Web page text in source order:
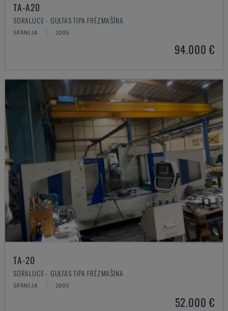
TA-A20
SORALUCE - GULTAS TIPA FRĒZMAŠĪNA
SPĀNIJA 2005
94.000 €
TA-20
SORALUCE - GULTAS TIPA FRĒZMAŠĪNA
SPĀNIJA 2005
52.000 €